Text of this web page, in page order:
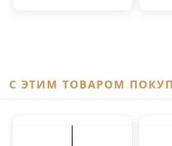
C ЭТИМ ТОВАРОМ